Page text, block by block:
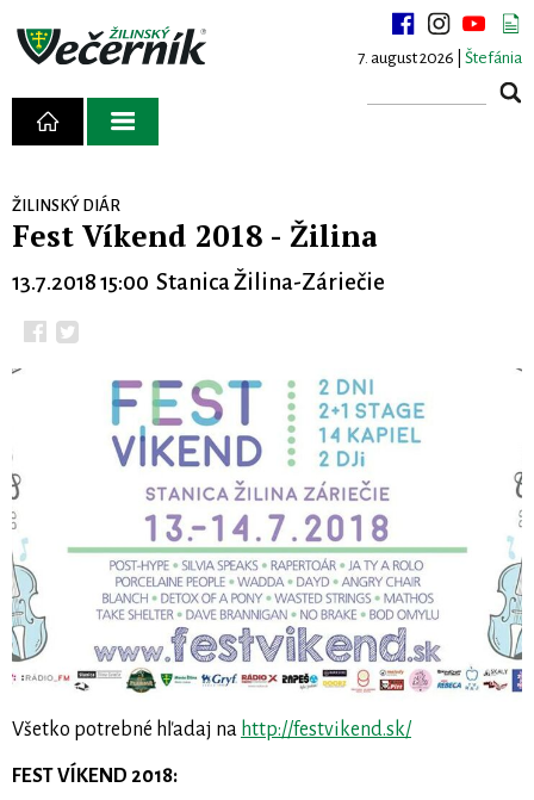
7. august 2026 | Štefánia
ŽILINSKÝ DIÁR
Fest Víkend 2018 - Žilina
13.7.2018 15:00 Stanica Žilina-Záriečie
Všetko potrebné hľadaj na http://festvikend.sk/
FEST VÍKEND 2018: